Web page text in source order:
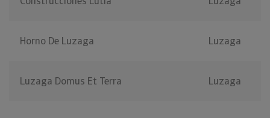
Horno De Luzaga Luzaga
Luzaga Domus Et Terra Luzaga